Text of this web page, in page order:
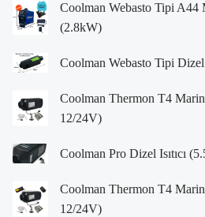
Coolman Webasto Tipi A44
(2.8kW)
Coolman Webasto Tipi
Coolman Thermon T4 Marin
12/24V)
Coolman Pro Dizel Isıtıcı
Coolman Thermon T4
12/24V)